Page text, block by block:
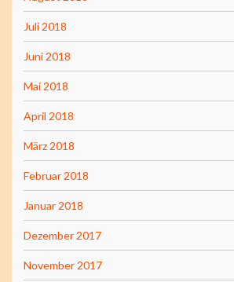
Juli 2018
Juni 2018
Mai 2018
April 2018
März 2018
Februar 2018
Januar 2018
Dezember 2017
November 2017